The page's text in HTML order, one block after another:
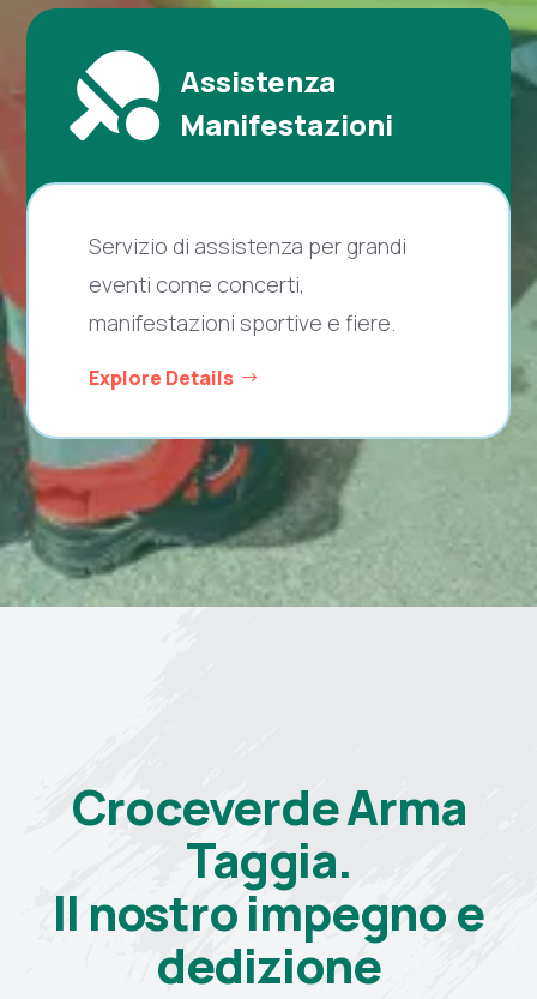
 Assistenza
Manifestazioni
Servizio di assistenza per grandi
eventi come concerti,
manifestazioni sportive e fiere.
Explore Details
Croceverde Arma
Taggia.
Il nostro impegno e
dedizione